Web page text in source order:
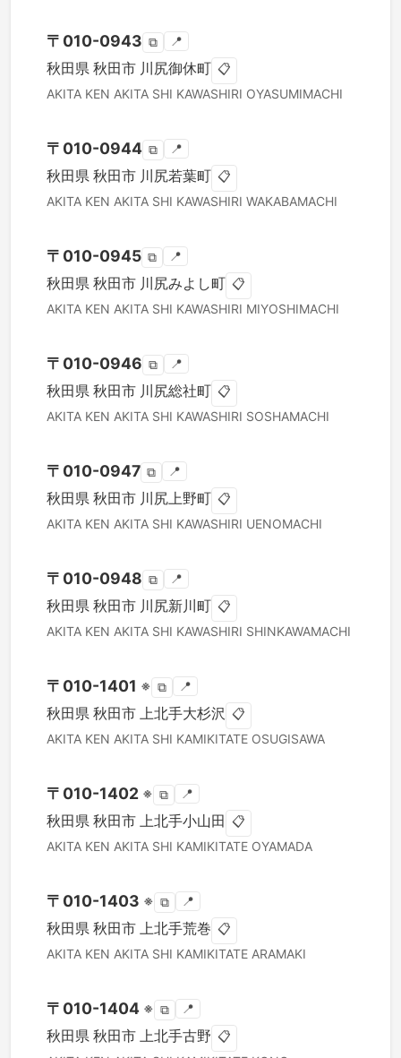
〒 010-0943 ⧉ 📍
秋田県 秋田市 川尻御休町 📋
AKITA KEN AKITA SHI KAWASHIRI OYASUMIMACHI
〒 010-0944 ⧉ 📍
秋田県 秋田市 川尻若葉町 📋
AKITA KEN AKITA SHI KAWASHIRI WAKABAMACHI
〒 010-0945 ⧉ 📍
秋田県 秋田市 川尻みよし町 📋
AKITA KEN AKITA SHI KAWASHIRI MIYOSHIMACHI
〒 010-0946 ⧉ 📍
秋田県 秋田市 川尻総社町 📋
AKITA KEN AKITA SHI KAWASHIRI SOSHAMACHI
〒 010-0947 ⧉ 📍
秋田県 秋田市 川尻上野町 📋
AKITA KEN AKITA SHI KAWASHIRI UENOMACHI
〒 010-0948 ⧉ 📍
秋田県 秋田市 川尻新川町 📋
AKITA KEN AKITA SHI KAWASHIRI SHINKAWAMACHI
〒 010-1401 ※ ⧉ 📍
秋田県 秋田市 上北手大杉沢 📋
AKITA KEN AKITA SHI KAMIKITATE OSUGISAWA
〒 010-1402 ※ ⧉ 📍
秋田県 秋田市 上北手小山田 📋
AKITA KEN AKITA SHI KAMIKITATE OYAMADA
〒 010-1403 ※ ⧉ 📍
秋田県 秋田市 上北手荒巻 📋
AKITA KEN AKITA SHI KAMIKITATE ARAMAKI
〒 010-1404 ※ ⧉ 📍
秋田県 秋田市 上北手古野 📋